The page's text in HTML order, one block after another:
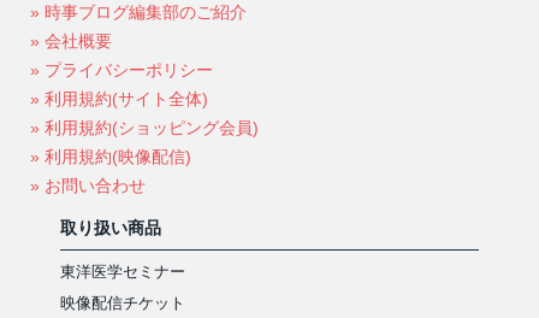
» 時事ブログ編集部のご紹介
» 会社概要
» プライバシーポリシー
» 利用規約(サイト全体)
» 利用規約(ショッピング会員)
» 利用規約(映像配信)
» お問い合わせ
取り扱い商品
東洋医学セミナー
映像配信チケット